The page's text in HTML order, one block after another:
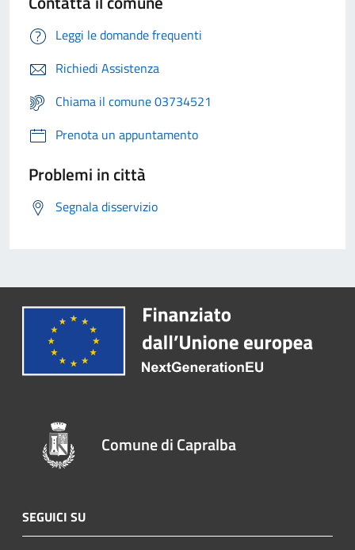
Leggi le domande frequenti
Richiedi Assistenza
Chiama il comune 03734521
Prenota un appuntamento
Problemi in città
Segnala disservizio
Comune di Capralba
SEGUICI SU